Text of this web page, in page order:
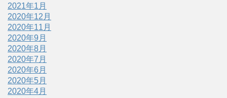
2021年1月
2020年12月
2020年11月
2020年9月
2020年8月
2020年7月
2020年6月
2020年5月
2020年4月